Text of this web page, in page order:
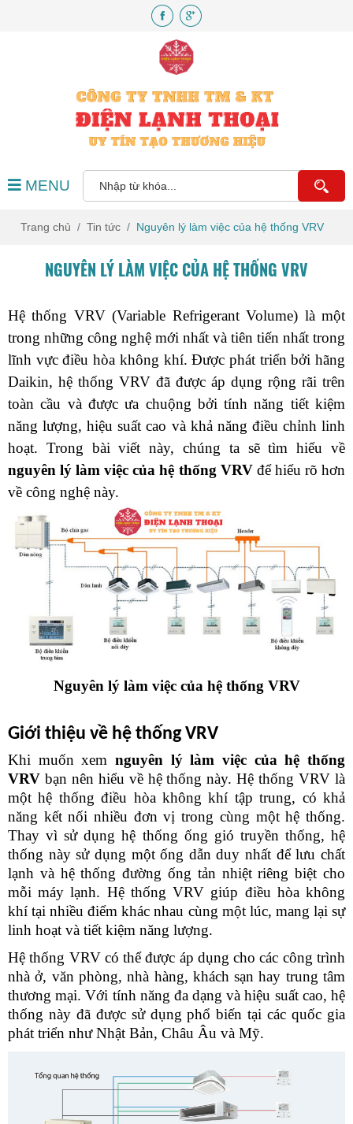
MENU
Trang chủ Tin tức Nguyên lý làm việc của hệ thống VRV
NGUYÊN LÝ LÀM VIỆC CỦA HỆ THỐNG VRV
Hệ thống VRV (Variable Refrigerant Volume) là một
trong những công nghệ mới nhất và tiên tiến nhất trong
lĩnh vực điều hòa không khí. Được phát triển bởi hãng
Daikin, hệ thống VRV đã được áp dụng rộng rãi trên
toàn cầu và được ưa chuộng bởi tính năng tiết kiệm
năng lượng, hiệu suất cao và khả năng điều chỉnh linh
nguyên lý làm việc của hệ thống VRV để hiểu rõ hơn
về công nghệ này.
Nguyên lý làm việc của hệ thống VRV
Giới thiệu về hệ thống VRV
Khi muốn xem nguyên lý làm việc của hệ thống
VRV bạn nên hiểu về hệ thống này. Hệ thống VRV là
một hệ thống điều hòa không khí tập trung, có khả
năng kết nối nhiều đơn vị trong cùng một hệ thống.
Thay vì sử dụng hệ thống ống gió truyền thống, hệ
thống này sử dụng một ống dẫn duy nhất để lưu chất
lạnh và hệ thống đường ống tản nhiệt riêng biệt cho
mỗi máy lạnh. Hệ thống VRV giúp điều hòa không
khí tại nhiều điểm khác nhau cùng một lúc, mang lại sự
linh hoạt và tiết kiệm năng lượng.
Hệ thống VRV có thể được áp dụng cho các công trình
nhà ở, văn phòng, nhà hàng, khách sạn hay trung tâm
thương mại. Với tính năng đa dạng và hiệu suất cao, hệ
thống này đã được sử dụng phổ biến tại các quốc gia
phát triển như Nhật Bản, Châu Âu và Mỹ.